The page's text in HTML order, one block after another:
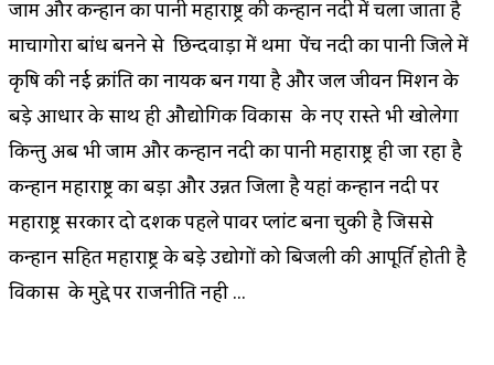
जाम और कन्हान का पानी महाराष्ट्र की कन्हान नदी में चला जाता है
माचागोरा बांध बनने से छिन्दवाड़ा में थमा पेंच नदी का पानी जिले में
कृषि की नई क्रांति का नायक बन गया है और जल जीवन मिशन के
बड़े आधार के साथ ही औद्योगिक विकास के नए रास्ते भी खोलेगा
किन्तु अब भी जाम और कन्हान नदी का पानी महाराष्ट्र ही जा रहा है
कन्हान महाराष्ट्र का बड़ा और उन्नत जिला है यहां कन्हान नदी पर
महाराष्ट्र सरकार दो दशक पहले पावर प्लांट बना चुकी है जिससे
कन्हान सहित महाराष्ट्र के बड़े उद्योगों को बिजली की आपूर्ति होती है
विकास के मुद्दे पर राजनीति नही …